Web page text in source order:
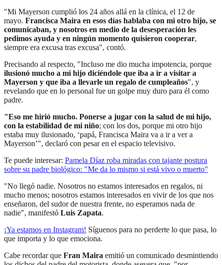
"Mi Mayerson cumplió los 24 años allá en la clínica, el 12 de
mayo. Francisca Maira en esos días hablaba con mi otro hijo, se
comunicaban, y nosotros en medio de la desesperación les
pedimos ayuda y en ningún momento quisieron cooperar,
siempre era excusa tras excusa", contó.
Precisando al respecto, "Incluso me dio mucha impotencia, porque
ilusionó mucho a mi hijo diciéndole que iba a ir a visitar a
Mayerson y que iba a llevarle un regalo de cumpleaños", y
revelando que en lo personal fue un golpe muy duro para él como
padre.
"Eso me hirió mucho. Ponerse a jugar con la salud de mi hijo,
con la estabilidad de mi niño; con los dos, porque mi otro hijo
estaba muy ilusionado, ‘papá, Francisca Maira va a ir a ver a
Mayerson’", declaró con pesar en el espacio televisivo.
Te puede interesar: Pamela Díaz roba miradas con tajante postura
sobre su padre biológico: "Me da lo mismo si está vivo o muerto"
"No llegó nadie. Nosotros no estamos interesados en regalos, ni
mucho menos; nosotros estamos interesados en vivir de los que nos
enseñaron, del sudor de nuestra frente, no esperamos nada de
nadie", manifestó Luis Zapata.
¡Ya estamos en Instagram! Síguenos para no perderte lo que pasa, lo
que importa y lo que emociona.
Cabe recordar que Fran Maira emitió un comunicado desmintiendo